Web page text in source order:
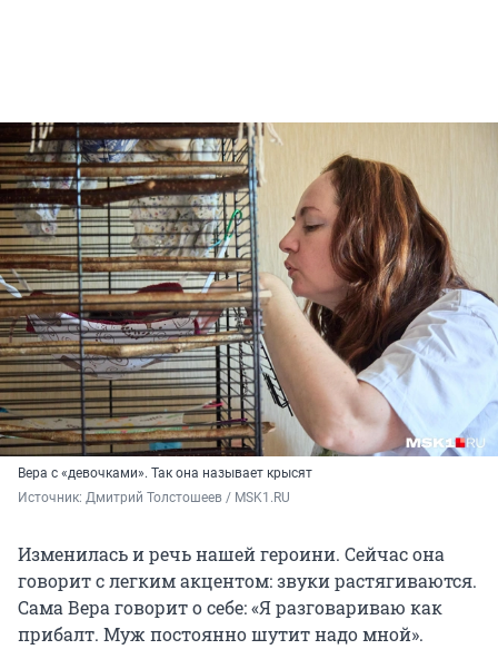
Вера с «девочками». Так она называет крысят
Источник: Дмитрий Толстошеев / MSK1.RU
Изменилась и речь нашей героини. Сейчас она
говорит с легким акцентом: звуки растягиваются.
Сама Вера говорит о себе: «Я разговариваю как
прибалт. Муж постоянно шутит надо мной».